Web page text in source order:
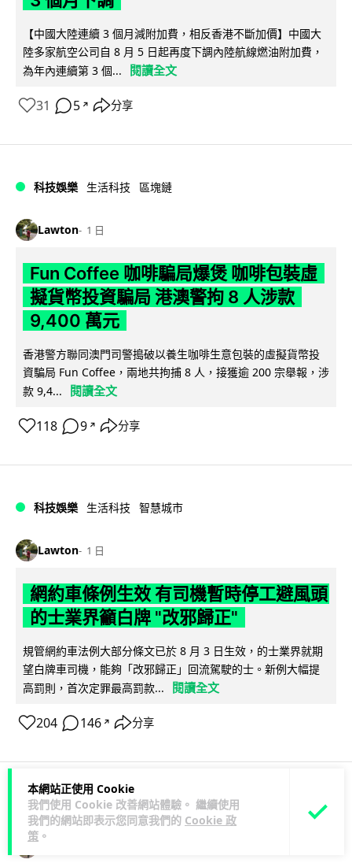
本網站正使用 Cookie
我們使用 Cookie 改善網站體驗。 繼續使用
我們的網站即表示您同意我們的 Cookie 政
策 。
【中國大陸連續 3 個月減附加費，相反香港不斷加價】中國大
陸多家航空公司自 8 月 5 日起再度下調內陸航線燃油附加費，
為年內連續第 3 個...
閱讀全文
31 5 ↗ 分享
科技娛樂 生活科技 區塊鏈
Lawton 1 日
Fun Coffee 咖啡騙局爆煲 咖啡包裝虛
擬貨幣投資騙局 港澳警拘 8 人涉款
9,400 萬元
香港警方聯同澳門司警搗破以養生咖啡生意包裝的虛擬貨幣投
資騙局 Fun Coffee，兩地共拘捕 8 人，接獲逾 200 宗舉報，涉
款 9,4...
閱讀全文
118 9 ↗ 分享
科技娛樂 生活科技 智慧城市
Lawton 1 日
網約車條例生效 有司機暫時停工避風頭
的士業界籲白牌 "改邪歸正"
規管網約車法例大部分條文已於 8 月 3 日生效，的士業界就期
望白牌車司機，能夠「改邪歸正」回流駕駛的士。新例大幅提
高罰則，首次定罪最高罰款...
閱讀全文
204 146 ↗ 分享
人工智能